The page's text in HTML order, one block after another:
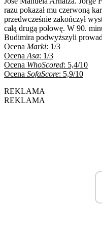
razu pokazał mu czerwoną
przedwcześnie zakończył
całą drugą połowę. W 90.
Budimira podwyższyli
Ocena Marki: 1/3
Ocena Asa: 1/3
Ocena WhoScored: 5,4/10
Ocena SofaScore: 5,9/10
REKLAMA
REKLAMA